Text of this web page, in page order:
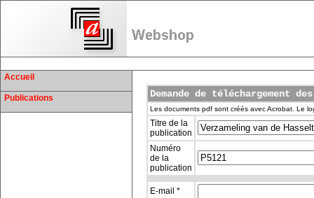
Accueil
Publications Demande de téléchargement
Les documents pdf sont créés avec Acrobat. Le
Titre de la
publication
Numéro
de la
publication
E-mail *